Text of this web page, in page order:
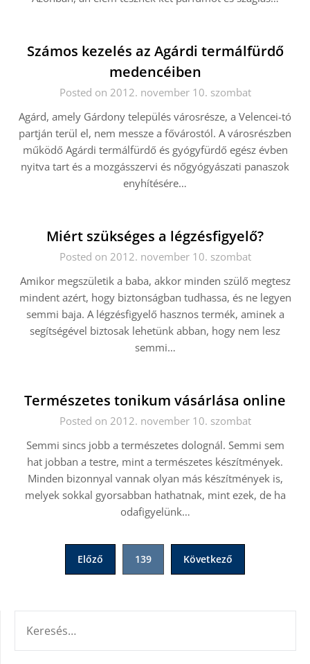
Számos kezelés az Agárdi termálfürdő
medencéiben
Posted on 2012. november 10. szombat
Agárd, amely Gárdony település városrésze, a Velencei-tó
partján terül el, nem messze a fővárostól. A városrészben
működő Agárdi termálfürdő és gyógyfürdő egész évben
nyitva tart és a mozgásszervi és nőgyógyászati panaszok
enyhítésére…
Miért szükséges a légzésfigyelő?
Posted on 2012. november 10. szombat
Amikor megszületik a baba, akkor minden szülő megtesz
mindent azért, hogy biztonságban tudhassa, és ne legyen
semmi baja. A légzésfigyelő hasznos termék, aminek a
segítségével biztosak lehetünk abban, hogy nem lesz
semmi…
Természetes tonikum vásárlása online
Posted on 2012. november 10. szombat
Semmi sincs jobb a természetes dolognál. Semmi sem
hat jobban a testre, mint a természetes készítmények.
Minden bizonnyal vannak olyan más készítmények is,
melyek sokkal gyorsabban hathatnak, mint ezek, de ha
odafigyelünk…
Bejegyzések
lapozása
Előző 139 Következő